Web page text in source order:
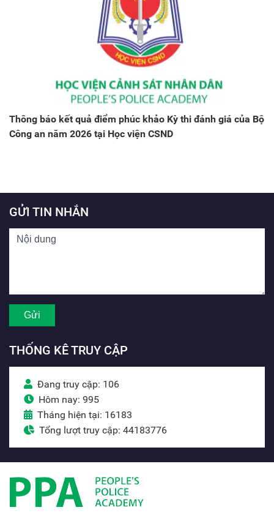
Thông báo kết quả điểm phúc khảo Kỳ thi đánh giá của Bộ
Công an năm 2026 tại Học viện CSND
GỬI TIN NHẮN
THỐNG KÊ TRUY CẬP
Đang truy cập: 106
Hôm nay: 995
Tháng hiện tại: 16183
Tổng lượt truy cập: 44183776